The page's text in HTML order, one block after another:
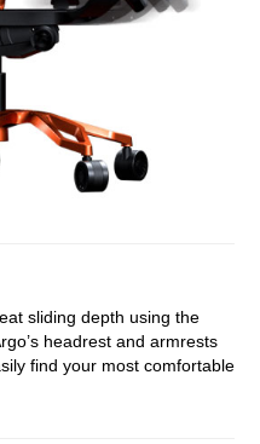
sliding depth using the
headrest and armrests
find your most comfortable